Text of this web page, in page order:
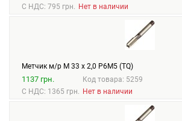
С НДС: 795 грн. Нет в наличии
Метчик м/р М 33 х 2,0 Р6М5 (TQ)
1137 грн.
С НДС: 1365 грн.
Код товара: 5259
Нет в наличии